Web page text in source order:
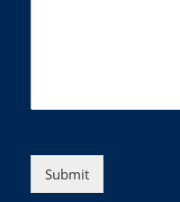
Submit